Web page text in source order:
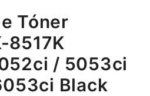
Tóner
8517K
/ 5053ci
Black